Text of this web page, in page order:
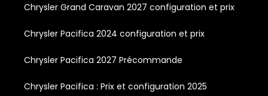
Chrysler Grand Caravan 2027 configuration et prix
Chrysler Pacifica 2024 configuration et prix
Chrysler Pacifica 2027 Précommande
Chrysler Pacifica : Prix et configuration 2025